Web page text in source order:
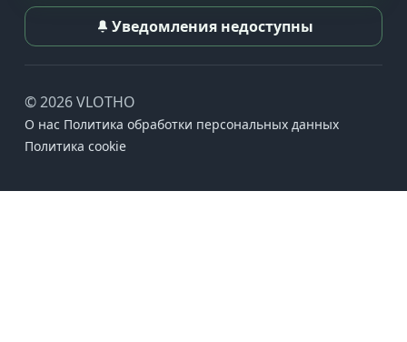
Уведомления недоступны
© 2026 VLOTHO
О нас Политика обработки персональных данных
Политика cookie